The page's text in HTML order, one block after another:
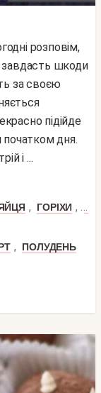
завдасть шкоди
за своєю
підійде
початком дня.
і ...
, ГОРІХИ ,
,
ПОЛУДЕНЬ